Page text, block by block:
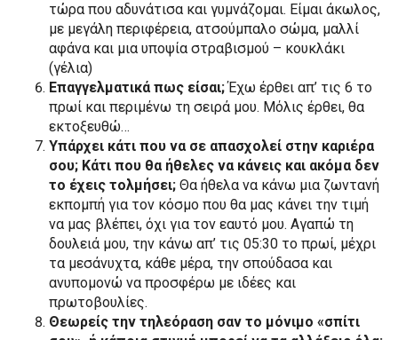
τώρα που αδυνάτισα και γυμνάζομαι. Είμαι άκωλος,
με μεγάλη περιφέρεια, ατσούμπαλο σώμα, μαλλί
αφάνα και μια υποψία στραβισμού – κουκλάκι
(γέλια)
Επαγγελματικά πως είσαι;Έχω έρθει απ’ τις 6 το
πρωί και περιμένω τη σειρά μου. Μόλις έρθει, θα
εκτοξευθώ…
Υπάρχει κάτι που να σε απασχολεί στην καριέρα
σου; Κάτι που θα ήθελες να κάνεις και ακόμα δεν
το έχεις τολμήσει; Θα ήθελα να κάνω μια ζωντανή
εκπομπή για τον κόσμο που θα μας κάνει την τιμή
να μας βλέπει, όχι για τον εαυτό μου. Αγαπώ τη
δουλειά μου, την κάνω απ’ τις 05:30 το πρωί, μέχρι
τα μεσάνυχτα, κάθε μέρα, την σπούδασα και
ανυπομονώ να προσφέρω με ιδέες και
πρωτοβουλίες.
Θεωρείς την τηλεόραση σαν το μόνιμο «σπίτι